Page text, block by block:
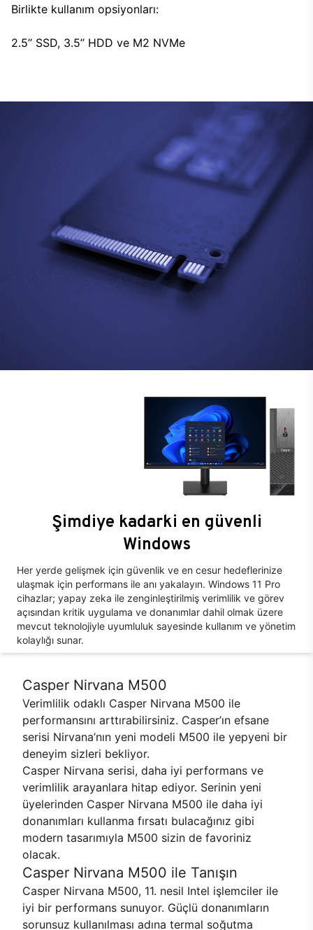
Birlikte kullanım opsiyonları:
2.5’’ SSD, 3.5’’ HDD ve M2 NVMe
Şimdiye kadarki en güvenli
Windows
Her yerde gelişmek için güvenlik ve en cesur hedeflerinize
ulaşmak için performans ile anı yakalayın. Windows 11 Pro
cihazlar; yapay zeka ile zenginleştirilmiş verimlilik ve görev
açısından kritik uygulama ve donanımlar dahil olmak üzere
mevcut teknolojiyle uyumluluk sayesinde kullanım ve yönetim
kolaylığı sunar.
Casper Nirvana M500
Verimlilik odaklı Casper Nirvana M500 ile
performansını arttırabilirsiniz. Casper’ın efsane
serisi Nirvana’nın yeni modeli M500 ile yepyeni bir
deneyim sizleri bekliyor.
Casper Nirvana serisi, daha iyi performans ve
verimlilik arayanlara hitap ediyor. Serinin yeni
üyelerinden Casper Nirvana M500 ile daha iyi
donanımları kullanma fırsatı bulacağınız gibi
modern tasarımıyla M500 sizin de favoriniz
olacak.
Casper Nirvana M500 ile Tanışın
Casper Nirvana M500, 11. nesil Intel işlemciler ile
iyi bir performans sunuyor. Güçlü donanımların
sorunsuz kullanılması adına termal soğutma